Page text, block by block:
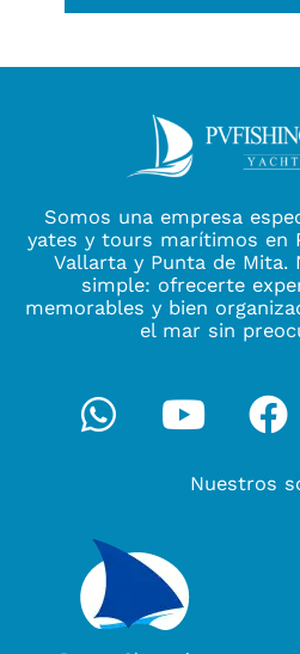
Somos una empresa
yates y tours marítimos en
Vallarta y Punta de Mita.
simple: ofrecerte
memorables y bien
el mar sin
Whatsapp
Nuestros